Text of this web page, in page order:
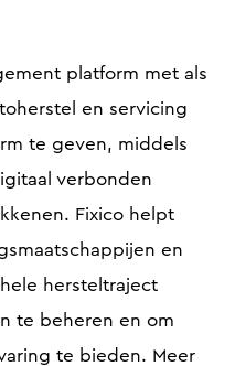
platform met als
en servicing
te geven, middels
verbonden
Fixico helpt
en
hersteltraject
te beheren en om
te bieden. Meer